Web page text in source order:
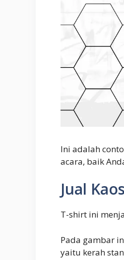
Ini adalah
acara, baik
Jual
T-shirt ini
Pada gambar
yaitu kerah